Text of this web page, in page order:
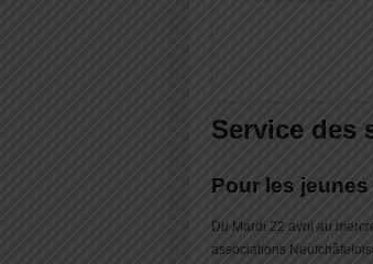
Service des
Pour les jeunes
Du Mardi 22 avril au
associations